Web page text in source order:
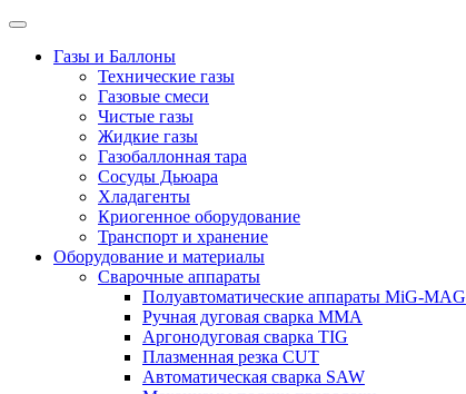
Газы и Баллоны
Технические газы
Газовые смеси
Чистые газы
Жидкие газы
Газобаллонная тара
Сосуды Дьюара
Хладагенты
Криогенное оборудование
Транспорт и хранение
Оборудование и материалы
Сварочные аппараты
Полуавтоматические аппараты MiG-MAG
Ручная дуговая сварка MMA
Аргонодуговая сварка TIG
Плазменная резка CUT
Автоматическая сварка SAW